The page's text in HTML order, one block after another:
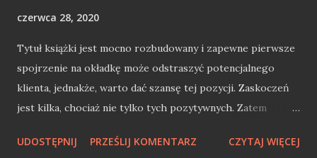
czerwca 28, 2020
Tytuł książki jest mocno rozbudowany i zapewne pierwsze
spojrzenie na okładkę może odstraszyć potencjalnego
klienta, jednakże, warto dać szansę tej pozycji. Zaskoczeń
jest kilka, chociaż nie tylko tych pozytywnych. Zatem
sposób profesjonalny". TDC - Demoscena, Atari, Mirage i
UDOSTĘPNIJ PRZEŚLIJ KOMENTARZ CZYTAJ WIĘCEJ